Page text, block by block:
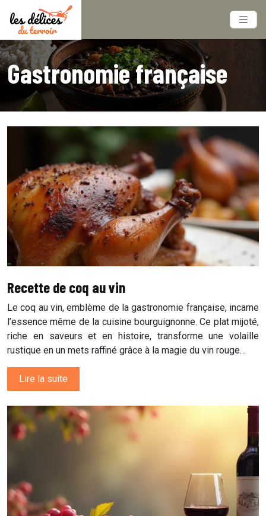
Gastronomie française
Recette de coq au vin
Le coq au vin, emblème de la gastronomie française, incarne
l’essence même de la cuisine bourguignonne. Ce plat mijoté,
riche en saveurs et en histoire, transforme une volaille
rustique en un mets raffiné grâce à la magie du vin rouge…
Lire la suite